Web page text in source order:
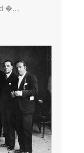
�...